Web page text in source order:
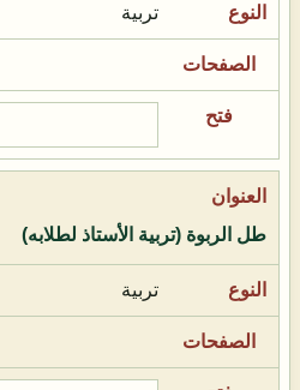
تربية
طل الربوة (تربية الأستاذ لطلابه)
تربية